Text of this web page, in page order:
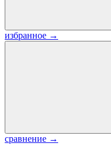
избранное →
сравнение →